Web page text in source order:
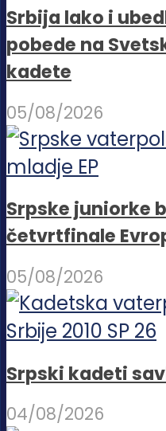
Srbija lako i
pobede na
kadete
05/08/2026
Srpske juniorke
četvrtfinale
05/08/2026
Srpski kadeti
04/08/2026